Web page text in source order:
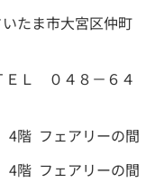
たま市大宮区仲町
－６４
4階 フェアリーの間
リーの間